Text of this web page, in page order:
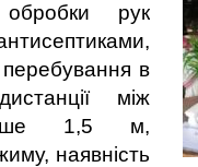
рук
в
між
1,5 м,
наявність